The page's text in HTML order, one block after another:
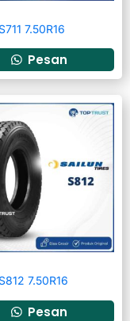
7.50R16
Pesan
7.50R16
Pesan